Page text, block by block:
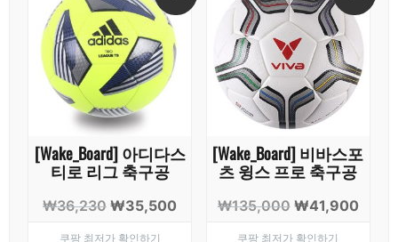
[Wake_Board] 아디다스
티로 리그 축구공
₩36,230 원
₩35,500
쿠팡 최저가 확인하기
[Wake_Board] 비바스포
츠 윙스 프로 축구공
₩135,000 원
₩41,900현
쿠팡 최저가 확인하기